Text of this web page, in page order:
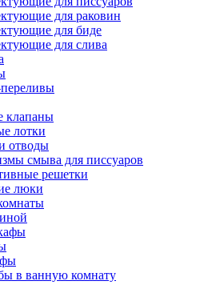
для раковин
для биде
для слива
клапаны
лотки
отводы
смыва для писсуаров
решетки
люки
в ванную комнату